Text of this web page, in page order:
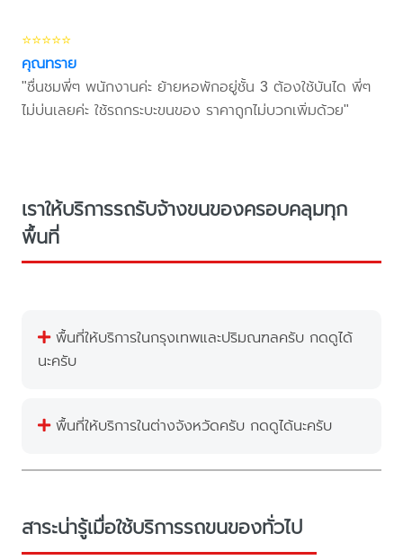
⭐⭐⭐⭐⭐
คุณทราย
"ชื่นชมพี่ๆ พนักงานค่ะ ย้ายหอพักอยู่ชั้น 3 ต้องใช้บันได พี่ๆ
ไม่บ่นเลยค่ะ ใช้รถกระบะขนของ ราคาถูกไม่บวกเพิ่มด้วย"
เราให้บริการรถรับจ้างขนของครอบคลุมทุก
พื้นที่
พื้นที่ให้บริการในกรุงเทพและปริมณฑลครับ กดดูได้
นะครับ
พื้นที่ให้บริการในต่างจังหวัดครับ กดดูได้นะครับ
สาระน่ารู้เมื่อใช้บริการรถขนของทั่วไป